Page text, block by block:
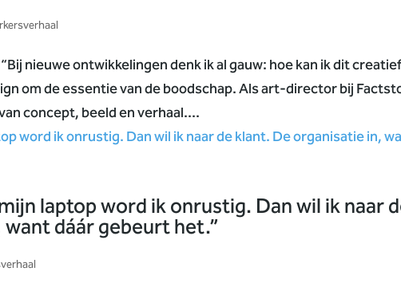
nieuwe ontwikkelingen denk ik al gauw: hoe kan ik dit
om de essentie van de boodschap. Als art-director bij
concept, beeld en verhaal....
laptop word ik onrustig. Dan wil ik naar
dáár gebeurt het.”